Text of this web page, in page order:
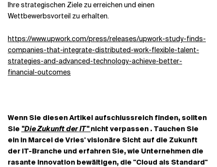
Ihre strategischen Ziele zu erreichen und einen
Wettbewerbsvorteil zu erhalten.
https://www.upwork.com/press/releases/upwork-study-finds-
companies-that-integrate-distributed-work-flexible-talent-
strategies-and-advanced-technology-achieve-better-
financial-outcomes
Wenn Sie diesen Artikel aufschlussreich finden, sollten
Sie "Die Zukunft der IT" nicht verpassen . Tauchen Sie
ein in Marcel de Vries' visionäre Sicht auf die Zukunft
der IT-Branche und erfahren Sie, wie Unternehmen die
rasante Innovation bewältigen, die "Cloud als Standard"